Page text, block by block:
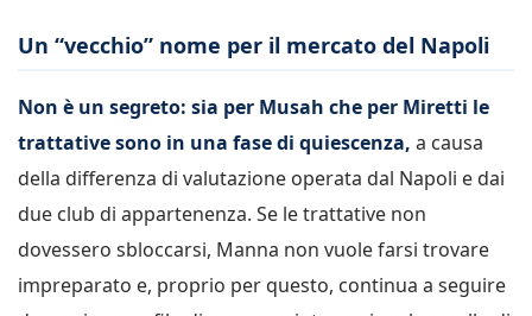
Un “vecchio” nome per il mercato del Napoli
Non è un segreto: sia per Musah che per Miretti le
trattative sono in una fase di quiescenza, a causa
della differenza di valutazione operata dal Napoli e dai
due club di appartenenza. Se le trattative non
dovessero sbloccarsi, Manna non vuole farsi trovare
impreparato e, proprio per questo, continua a seguire